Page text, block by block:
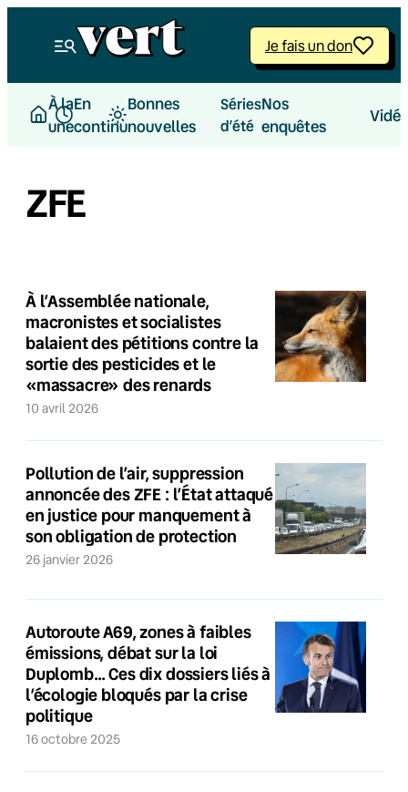
Je fais un don
À la
une
En
continu
Bonnes
nouvelles
Séries
d’été
Nos
enquêtes
ZFE
À l’Assemblée nationale,
macronistes et socialistes
balaient des pétitions contre la
sortie des pesticides et le
«massacre» des renards
10 avril 2026
Pollution de l’air, suppression
annoncée des ZFE : l’État attaqué
en justice pour manquement à
son obligation de protection
26 janvier 2026
Autoroute A69, zones à faibles
émissions, débat sur la loi
Duplomb… Ces dix dossiers liés à
l’écologie bloqués par la crise
politique
16 octobre 2025